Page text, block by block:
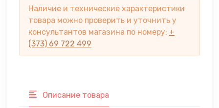
Наличие и технические характеристики
товара можно проверить и уточнить у
консультантов магазина по номеру: +
(373) 69 722 499
Описание товара